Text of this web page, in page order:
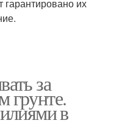
гарантировано их
за
грунте.
в